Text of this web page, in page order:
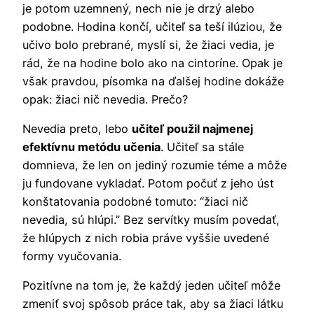
je potom uzemnený, nech nie je drzý alebo
podobne. Hodina končí, učiteľ sa teší ilúziou, že
učivo bolo prebrané, myslí si, že žiaci vedia, je
rád, že na hodine bolo ako na cintoríne. Opak je
však pravdou, písomka na ďalšej hodine dokáže
opak: žiaci nič nevedia. Prečo?
Nevedia preto, lebo učiteľ použil najmenej
efektívnu metódu učenia. Učiteľ sa stále
domnieva, že len on jediný rozumie téme a môže
ju fundovane vykladať. Potom počuť z jeho úst
konštatovania podobné tomuto: “žiaci nič
nevedia, sú hlúpi.” Bez servítky musím povedať,
že hlúpych z nich robia práve vyššie uvedené
formy vyučovania.
Pozitívne na tom je, že každý jeden učiteľ môže
zmeniť svoj spôsob práce tak, aby sa žiaci látku